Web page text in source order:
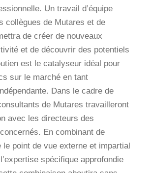
Un travail d’équipe
collègues de Mutares et de
de créer de nouveaux
et de découvrir des potentiels
est le catalyseur idéal pour
sur le marché en tant
Dans le cadre de
de Mutares travailleront
avec les directeurs des
En combinant de
le point de vue externe et impartial
spécifique approfondie